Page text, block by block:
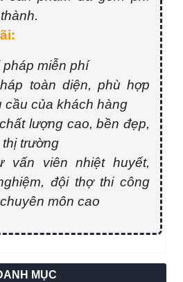
miễn phí
toàn diện, phù hợp
cầu của khách hàng
lượng cao, bền đẹp,
trường
vấn viên nhiệt huyết,
đội thợ thi công
môn cao
MỤC